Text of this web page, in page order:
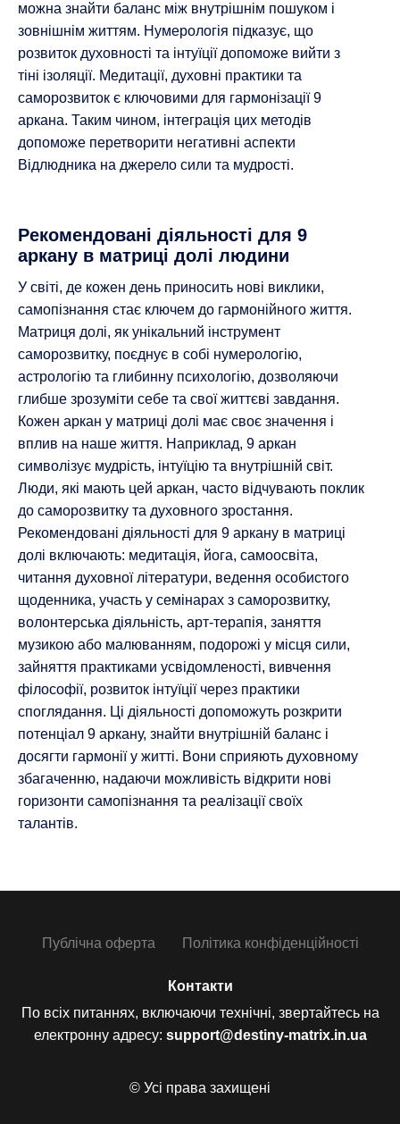
можна знайти баланс між внутрішнім пошуком і
зовнішнім життям. Нумерологія підказує, що
розвиток духовності та інтуїції допоможе вийти з
тіні ізоляції. Медитації, духовні практики та
саморозвиток є ключовими для гармонізації 9
аркана. Таким чином, інтеграція цих методів
допоможе перетворити негативні аспекти
Відлюдника на джерело сили та мудрості.
Рекомендовані діяльності для 9
аркану в матриці долі людини
У світі, де кожен день приносить нові виклики,
самопізнання стає ключем до гармонійного життя.
Матриця долі, як унікальний інструмент
саморозвитку, поєднує в собі нумерологію,
астрологію та глибинну психологію, дозволяючи
глибше зрозуміти себе та свої життєві завдання.
Кожен аркан у матриці долі має своє значення і
вплив на наше життя. Наприклад, 9 аркан
символізує мудрість, інтуїцію та внутрішній світ.
Люди, які мають цей аркан, часто відчувають поклик
до саморозвитку та духовного зростання.
Рекомендовані діяльності для 9 аркану в матриці
долі включають: медитація, йога, самоосвіта,
читання духовної літератури, ведення особистого
щоденника, участь у семінарах з саморозвитку,
волонтерська діяльність, арт-терапія, заняття
музикою або малюванням, подорожі у місця сили,
зайняття практиками усвідомленості, вивчення
філософії, розвиток інтуїції через практики
споглядання. Ці діяльності допоможуть розкрити
потенціал 9 аркану, знайти внутрішній баланс і
досягти гармонії у житті. Вони сприяють духовному
збагаченню, надаючи можливість відкрити нові
горизонти самопізнання та реалізації своїх
талантів.
Публічна оферта Політика конфіденційності
Контакти
По всіх питаннях, включаючи технічні, звертайтесь на
електронну адресу: support@destiny-matrix.in.ua
© Усі права захищені